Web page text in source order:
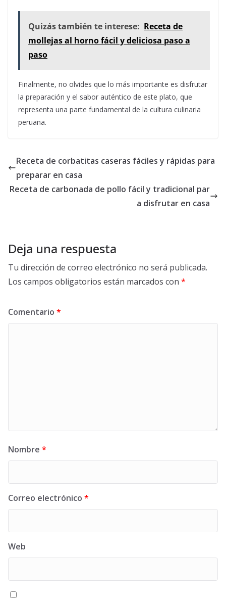
Quizás también te interese: Receta de
mollejas al horno fácil y deliciosa paso a
paso
Finalmente, no olvides que lo más importante es disfrutar
la preparación y el sabor auténtico de este plato, que
representa una parte fundamental de la cultura culinaria
peruana.
Receta de corbatitas caseras fáciles y rápidas para
preparar en casa
Receta de carbonada de pollo fácil y tradicional par
a disfrutar en casa
Deja una respuesta
Tu dirección de correo electrónico no será publicada.
Los campos obligatorios están marcados con *
Comentario *
Nombre *
Correo electrónico *
Web